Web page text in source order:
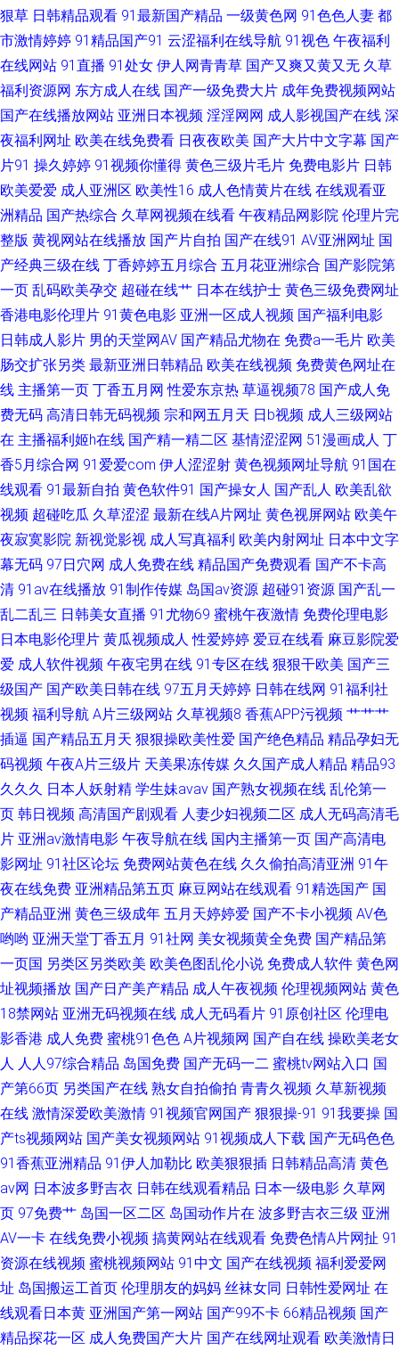
色情无码 91观看在线 大香蕉57 老司机色av 三级视频东京热 91黄页 成人淫
移在线观看 美女爱爱东莞 偷窥自拍99 91桃色视屏 九九热精品草 少妇磁力
九热青青草 日韩草操 91爱爱爱 丁香久久导航 蜜桃TV91 五月花AV电影网 AV
操逼网 超碰人人摸人人爱 深夜福利视频网址 成人av电影院 麻豆爱豆村映画
伊人久久超碰 黄色理论视频 尤物影视AV 福利伦理影院 免费的av网站 香蕉视
频网页版 爱豆AV在线播放 久久草草视频成人 色综合电影 91瑟瑟国产黑料 黄
色电影A片网址 深夜诱惑av 91色se 国产乱子伦精品 欧美一区免费 2026看a
片 成人在线69 免费入口91 亚州综合15P
狠草 日韩精品观看 91最新国产精品 一级黄色网 91色色人妻 都
市激情婷婷 91精品国产91 云涩福利在线导航 91视色 午夜福利
在线网站 91直播 91处女 伊人网青青草 国产又爽又黄又无 久草
福利资源网 东方成人在线 国产一级免费大片 成年免费视频网站
国产在线播放网站 亚洲日本视频 淫淫网网 成人影视国产在线 深
夜福利网址 欧美在线免费看 日夜夜欧美 国产大片中文字幕 国产
片91 操久婷婷 91视频你懂得 黄色三级片毛片 免费电影片 日韩
欧美爱爱 成人亚洲区 欧美性16 成人色情黄片在线 在线观看亚
洲精品 国产热综合 久草网视频在线看 午夜精品网影院 伦理片完
整版 黄视网站在线播放 国产片自拍 国产在线91 AV亚洲网址 国
产经典三级在线 丁香婷婷五月综合 五月花亚洲综合 国产影院第
一页 乱码欧美孕交 超碰在线艹 日本在线护士 黄色三级免费网址
香港电影伦理片 91黄色电影 亚洲一区成人视频 国产福利电影
日韩成人影片 男的天堂网AV 国产精品尤物在 免费a一毛片 欧美
肠交扩张另类 最新亚洲日韩精品 欧美在线视频 免费黄色网址在
线 主播第一页 丁香五月网 性爱东京热 草逼视频78 国产成人免
费无码 高清日韩无码视频 宗和网五月天 日b视频 成人三级网站
在 主播福利姬h在线 国产精一精二区 基情涩涩网 51漫画成人 丁
香5月综合网 91爱爱com 伊人涩涩射 黄色视频网址导航 91国在
线观看 91最新自拍 黄色软件91 国产操女人 国产乱人 欧美乱欲
视频 超碰吃瓜 久草涩涩 最新在线A片网址 黄色视屏网站 欧美午
夜寂寞影院 新视觉影视 成人写真福利 欧美内射网址 日本中文字
幕无码 97日穴网 成人免费在线 精品国产免费观看 国产不卡高
清 91av在线播放 91制作传媒 岛国av资源 超碰91资源 国产乱一
乱二乱三 日韩美女直播 91尤物69 蜜桃午夜激情 免费伦理电影
日本电影伦理片 黄瓜视频成人 性爱婷婷 爱豆在线看 麻豆影院爱
爱 成人软件视频 午夜宅男在线 91专区在线 狠狠干欧美 国产三
级国产 国产欧美日韩在线 97五月天婷婷 日韩在线网 91福利社
视频 福利导航 A片三级网站 久草视频8 香蕉APP污视频 艹艹艹
插逼 国产精品五月天 狠狠操欧美性爱 国产绝色精品 精品孕妇无
码视频 午夜A片三级片 天美果冻传媒 久久国产成人精品 精品93
久久久 日本人妖射精 学生妹avav 国产熟女视频在线 乱伦第一
页 韩日视频 高清国产剧观看 人妻少妇视频二区 成人无码高清毛
片 亚洲av激情电影 午夜导航在线 国内主播第一页 国产高清电
影网址 91社区论坛 免费网站黄色在线 久久偷拍高清亚洲 91午
夜在线免费 亚洲精品第五页 麻豆网站在线观看 91精选国产 国
产精品亚洲 黄色三级成年 五月天婷婷爱 国产不卡小视频 AV色
哟哟 亚洲天堂丁香五月 91社网 美女视频黄全免费 国产精品第
一页国 另类区另类欧美 欧美色图乱伦小说 免费成人软件 黄色网
址视频播放 国产日产美产精品 成人午夜视频 伦理视频网站 黄色
18禁网站 亚洲无码视频在线 成人无码看片 91原创社区 伦理电
影香港 成人免费 蜜桃91色色 A片视频网 国产自在线 操欧美老女
人 人人97综合精品 岛国免费 国产无码一二 蜜桃tv网站入口 国
产第66页 另类国产在线 熟女自拍偷拍 青青久视频 久草新视频
在线 激情深爱欧美激情 91视频官网国产 狠狠操-91 91我要操 国
产ts视频网站 国产美女视频网站 91视频成人下载 国产无码色色
91香蕉亚洲精品 91伊人加勒比 欧美狠狠插 日韩精品高清 黄色
av网 日本波多野吉衣 日韩在线观看精品 日本一级电影 久草网
页 97免费艹 岛国一区二区 岛国动作片在 波多野吉衣三级 亚洲
AV一卡 在线免费小视频 搞黄网站在线观看 免费色情A片网扯 91
资源在线视频 蜜桃视频网站 91中文 国产在线视频 福利爱爱网
址 岛国搬运工首页 伦理朋友的妈妈 丝袜女同 日韩性爱网址 在
线观看日本黄 亚洲国产第一网站 国产99不卡 66精品视频 国产
精品探花一区 成人免费国产大片 国产在线网址观看 欧美激情日